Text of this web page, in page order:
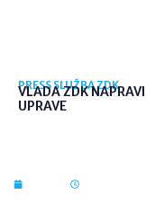
PRESS SLUŽBA ZDK
VLADA ZDK
UPRAVE